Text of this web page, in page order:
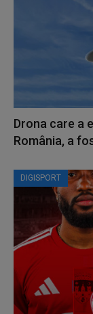
Drona care a
România, a
DIGISPORT